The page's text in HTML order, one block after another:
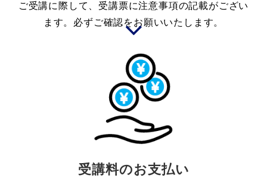
ご受講に際して、受講票に注意事項の記載がござい
ます。必ずご確認をお願いいたします。
受講料のお支払い